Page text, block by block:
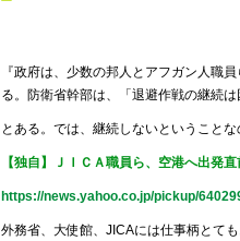
『政府は、少数の邦人とアフガン人職
る。防衛省幹部は、「退避作戦の継続は
とある。では、継続しないということな
【独自】ＪＩＣＡ職員ら、空港へ出発
https://news.yahoo.co.jp/pickup/
外務省、大使館、JICAには仕事柄とて